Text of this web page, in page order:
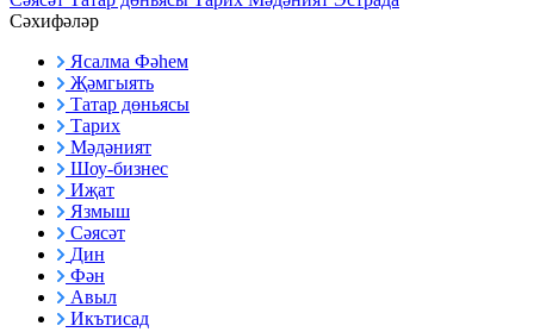
Сәхифәләр
Ясалма Фәһем
Җәмгыять
Татар дөньясы
Тарих
Мәдәният
Шоу-бизнес
Иҗат
Язмыш
Сәясәт
Дин
Фән
Авыл
Икътисад